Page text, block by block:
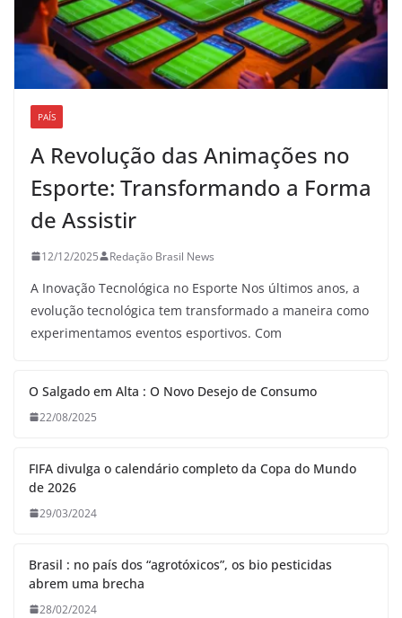
PAÍS
A Revolução das Animações no
Esporte: Transformando a Forma
de Assistir
12/12/2025 Redação Brasil News
A Inovação Tecnológica no Esporte Nos últimos anos, a
evolução tecnológica tem transformado a maneira como
experimentamos eventos esportivos. Com
O Salgado em Alta : O Novo Desejo de Consumo
22/08/2025
FIFA divulga o calendário completo da Copa do Mundo
de 2026
29/03/2024
Brasil : no país dos “agrotóxicos”, os bio pesticidas
abrem uma brecha
28/02/2024